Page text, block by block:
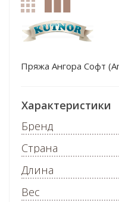
Пряжа Ангора Софт
Характеристики
Бренд
Страна
Длина
Вес